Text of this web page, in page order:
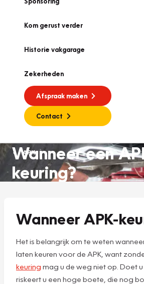
Kom gerust verder
Historie vakgarage
Zekerheden
Afspraak maken
Contact
APK
Wanneer een
keuring?
Wanneer APK-
Het is belangrijk om te weten
laten keuren voor de APK, want
keuring mag u de weg niet op. Doet
riskeert u een hoge boete, die nog